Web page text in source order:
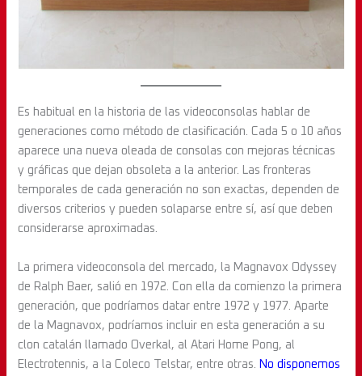
Es habitual en la historia de las videoconsolas hablar de
generaciones como método de clasificación. Cada 5 o 10 años
aparece una nueva oleada de consolas con mejoras técnicas
y gráficas que dejan obsoleta a la anterior. Las fronteras
temporales de cada generación no son exactas, dependen de
diversos criterios y pueden solaparse entre sí, así que deben
considerarse aproximadas.
La primera videoconsola del mercado, la Magnavox Odyssey
de Ralph Baer, salió en 1972. Con ella da comienzo la primera
generación, que podríamos datar entre 1972 y 1977. Aparte
de la Magnavox, podríamos incluir en esta generación a su
clon catalán llamado Overkal, al Atari Home Pong, al
Electrotennis, a la Coleco Telstar, entre otras.
No disponemos